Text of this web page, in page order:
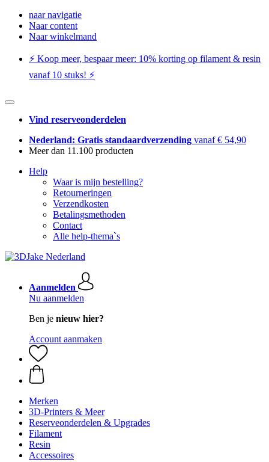
naar navigatie
Naar content
Naar winkelmand
⚡️ Koop meer, bespaar meer: ​​10% korting op filament & resin
vanaf 10 stuks! ⚡️
Vind reserveonderdelen
Nederland: Gratis standaardverzending vanaf € 54,90
Meer dan 11.100 producten
Help
Waar is mijn bestelling?
Retourneringen
Verzendkosten
Betalingsmethoden
Contact
Alle help-thema`s
Aanmelden
Nu aanmelden
Ben je nieuw hier?
Account aanmaken
Merken
3D-Printers & Meer
Reserveonderdelen & Upgrades
Filament
Resin
Accessoires